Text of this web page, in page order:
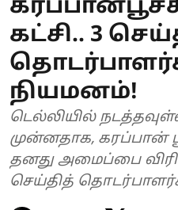
கட்சி.. 3
நியமனம்!
டெல்லியில்
முன்னதாக, கரப்பான்
தனது அமைப்பை
செய்தித்